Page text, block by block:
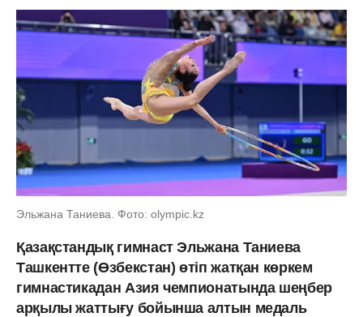
Эльжана Таниева. Фото: olympic.kz
Қазақстандық гимнаст Эльжана Таниева
Ташкентте (Өзбекстан) өтіп жатқан көркем
гимнастикадан Азия чемпионатында шеңбер
арқылы жаттығу бойынша алтын медаль